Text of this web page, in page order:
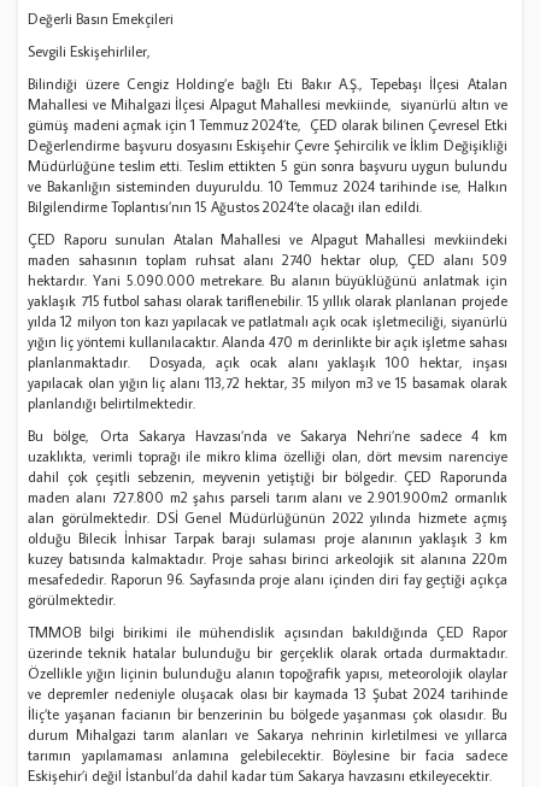
Değerli Basın Emekçileri
Sevgili Eskişehirliler,
Bilindiği üzere Cengiz Holding’e bağlı Eti Bakır A.Ş., Tepebaşı İlçesi Atalan
Mahallesi ve Mihalgazi İlçesi Alpagut Mahallesi mevkiinde, siyanürlü altın ve
gümüş madeni açmak için 1 Temmuz 2024’te, ÇED olarak bilinen Çevresel Etki
Değerlendirme başvuru dosyasını Eskişehir Çevre Şehircilik ve İklim Değişikliği
Müdürlüğüne teslim etti. Teslim ettikten 5 gün sonra başvuru uygun bulundu
ve Bakanlığın sisteminden duyuruldu. 10 Temmuz 2024 tarihinde ise, Halkın
Bilgilendirme Toplantısı’nın 15 Ağustos 2024’te olacağı ilan edildi.
ÇED Raporu sunulan Atalan Mahallesi ve Alpagut Mahallesi mevkiindeki
maden sahasının toplam ruhsat alanı 2740 hektar olup, ÇED alanı 509
hektardır. Yani 5.090.000 metrekare. Bu alanın büyüklüğünü anlatmak için
yaklaşık 715 futbol sahası olarak tariflenebilir. 15 yıllık olarak planlanan projede
yılda 12 milyon ton kazı yapılacak ve patlatmalı açık ocak işletmeciliği, siyanürlü
yığın liç yöntemi kullanılacaktır. Alanda 470 m derinlikte bir açık işletme sahası
planlanmaktadır. Dosyada, açık ocak alanı yaklaşık 100 hektar, inşası
yapılacak olan yığın liç alanı 113,72 hektar, 35 milyon m3 ve 15 basamak olarak
planlandığı belirtilmektedir.
Bu bölge, Orta Sakarya Havzası’nda ve Sakarya Nehri’ne sadece 4 km
uzaklıkta, verimli toprağı ile mikro klima özelliği olan, dört mevsim narenciye
dahil çok çeşitli sebzenin, meyvenin yetiştiği bir bölgedir. ÇED Raporunda
maden alanı 727.800 m2 şahıs parseli tarım alanı ve 2.901.900m2 ormanlık
alan görülmektedir. DSİ Genel Müdürlüğünün 2022 yılında hizmete açmış
olduğu Bilecik İnhisar Tarpak barajı sulaması proje alanının yaklaşık 3 km
kuzey batısında kalmaktadır. Proje sahası birinci arkeolojik sit alanına 220m
mesafededir. Raporun 96. Sayfasında proje alanı içinden diri fay geçtiği açıkça
görülmektedir.
TMMOB bilgi birikimi ile mühendislik açısından bakıldığında ÇED Rapor
üzerinde teknik hatalar bulunduğu bir gerçeklik olarak ortada durmaktadır.
Özellikle yığın liçinin bulunduğu alanın topoğrafik yapısı, meteorolojik olaylar
ve depremler nedeniyle oluşacak olası bir kaymada 13 Şubat 2024 tarihinde
İliç’te yaşanan facianın bir benzerinin bu bölgede yaşanması çok olasıdır. Bu
durum Mihalgazi tarım alanları ve Sakarya nehrinin kirletilmesi ve yıllarca
tarımın yapılamaması anlamına gelebilecektir. Böylesine bir facia sadece
Eskişehir’i değil İstanbul’da dahil kadar tüm Sakarya havzasını etkileyecektir.